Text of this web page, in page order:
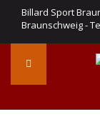
Billard Sport
Braunschweig -